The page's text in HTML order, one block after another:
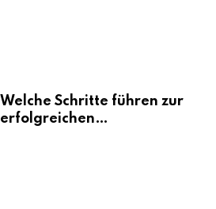
Welche Schritte führen zur
erfolgreichen